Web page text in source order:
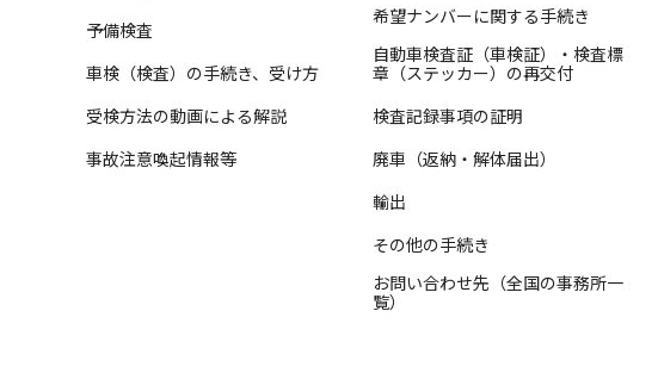
予備検査
車検（検査）の手続き、受け方
受検方法の動画による解説
事故注意喚起情報等
希望ナンバーに関する手続き
自動車検査証（車検証）・検査標
章（ステッカー）の再交付
検査記録事項の証明
廃車（返納・解体届出）
輸出
その他の手続き
お問い合わせ先（全国の事務所一
覧）